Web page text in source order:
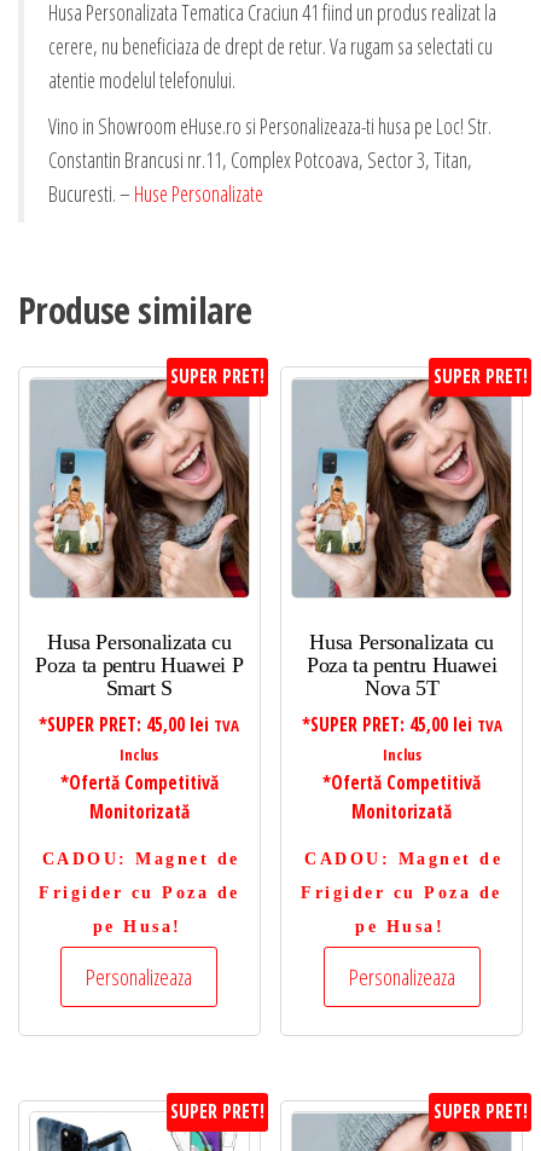
Husa Personalizata Tematica Craciun 41 fiind un produs realizat la
cerere, nu beneficiaza de drept de retur. Va rugam sa selectati cu
atentie modelul telefonului.
Vino in Showroom eHuse.ro si Personalizeaza-ti husa pe Loc! Str.
Constantin Brancusi nr.11, Complex Potcoava, Sector 3, Titan,
Bucuresti. – Huse Personalizate
Produse similare
SUPER PRET!
Husa Personalizata cu
Poza ta pentru Huawei P
Smart S
*SUPER PRET: 45,00 lei TVA
Inclus
*Ofertă Competitivă
Monitorizată
CADOU : Magnet de
Frigider cu Poza de
pe Husa!
Personalizeaza
SUPER PRET!
Husa Personalizata cu
Poza ta pentru Huawei
Nova 5T
*SUPER PRET: 45,00 lei TVA
Inclus
*Ofertă Competitivă
Monitorizată
CADOU : Magnet de
Frigider cu Poza de
pe Husa!
Personalizeaza
SUPER PRET! SUPER PRET!